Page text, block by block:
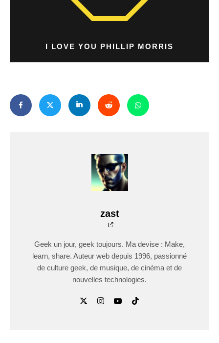
I LOVE YOU PHILLIP MORRIS
zast
Geek un jour, geek toujours. Ma devise : Make,
learn, share. Auteur web depuis 1996, passionné
de culture geek, de musique, de cinéma et de
nouvelles technologies.